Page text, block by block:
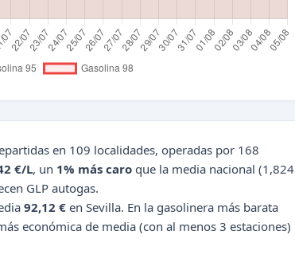
en 109 localidades, operadas por 168
€/L, un 1% más caro que la media nacional (1,824
GLP autogas.
92,12 € en Sevilla. En la gasolinera más barata
económica de media (con al menos 3 estaciones)